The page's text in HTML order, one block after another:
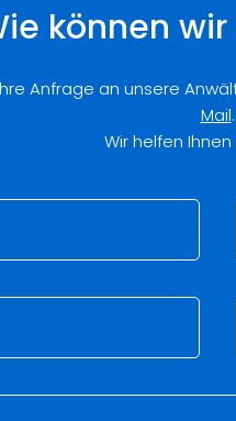
können
Anfrage an unsere
Mail.
Wir helfen